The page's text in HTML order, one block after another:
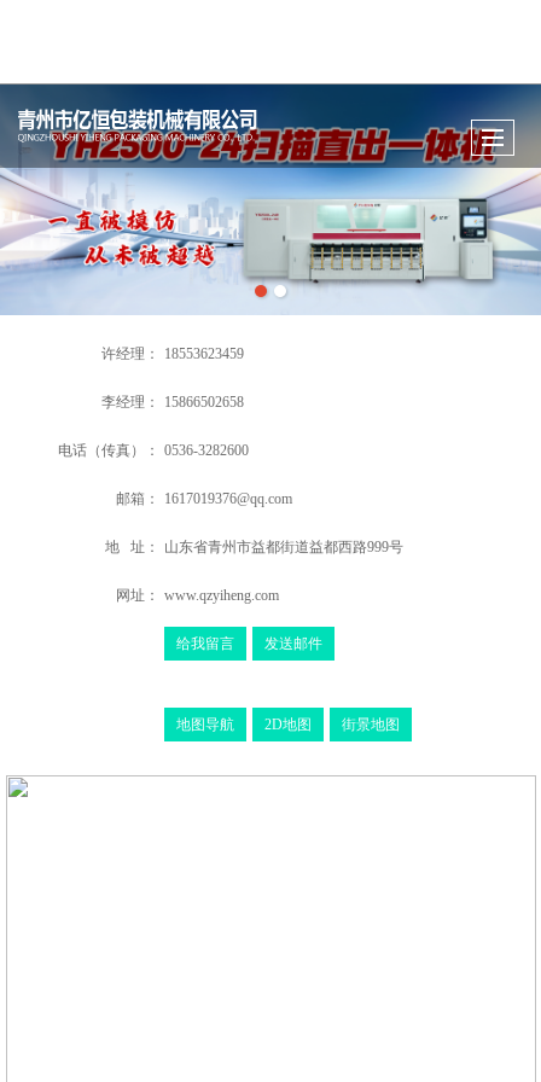
许经理： 18553623459
李经理： 15866502658
电话（传真）： 0536-3282600
邮箱： 1617019376@qq.com
地 址： 山东省青州市益都街道益都西路999号
网址： www.qzyiheng.com
给我留言 发送邮件
地图导航 2D地图 街景地图